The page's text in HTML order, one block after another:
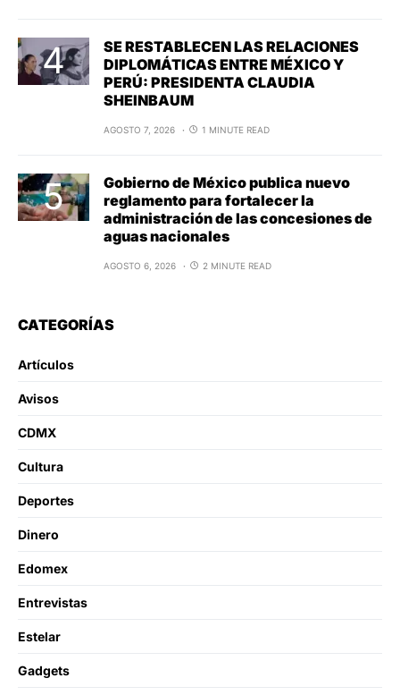
SE RESTABLECEN LAS RELACIONES
DIPLOMÁTICAS ENTRE MÉXICO Y
PERÚ: PRESIDENTA CLAUDIA
SHEINBAUM
AGOSTO 7, 2026 1 MINUTE READ
Gobierno de México publica nuevo
reglamento para fortalecer la
administración de las concesiones de
aguas nacionales
AGOSTO 6, 2026 2 MINUTE READ
CATEGORÍAS
Artículos
Avisos
CDMX
Cultura
Deportes
Dinero
Edomex
Entrevistas
Estelar
Gadgets